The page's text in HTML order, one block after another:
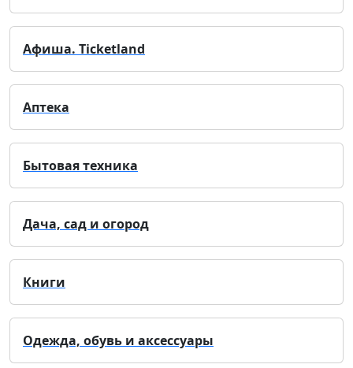
Афиша. Ticketland
Аптека
Бытовая техника
Дача, сад и огород
Книги
Одежда, обувь и аксессуары